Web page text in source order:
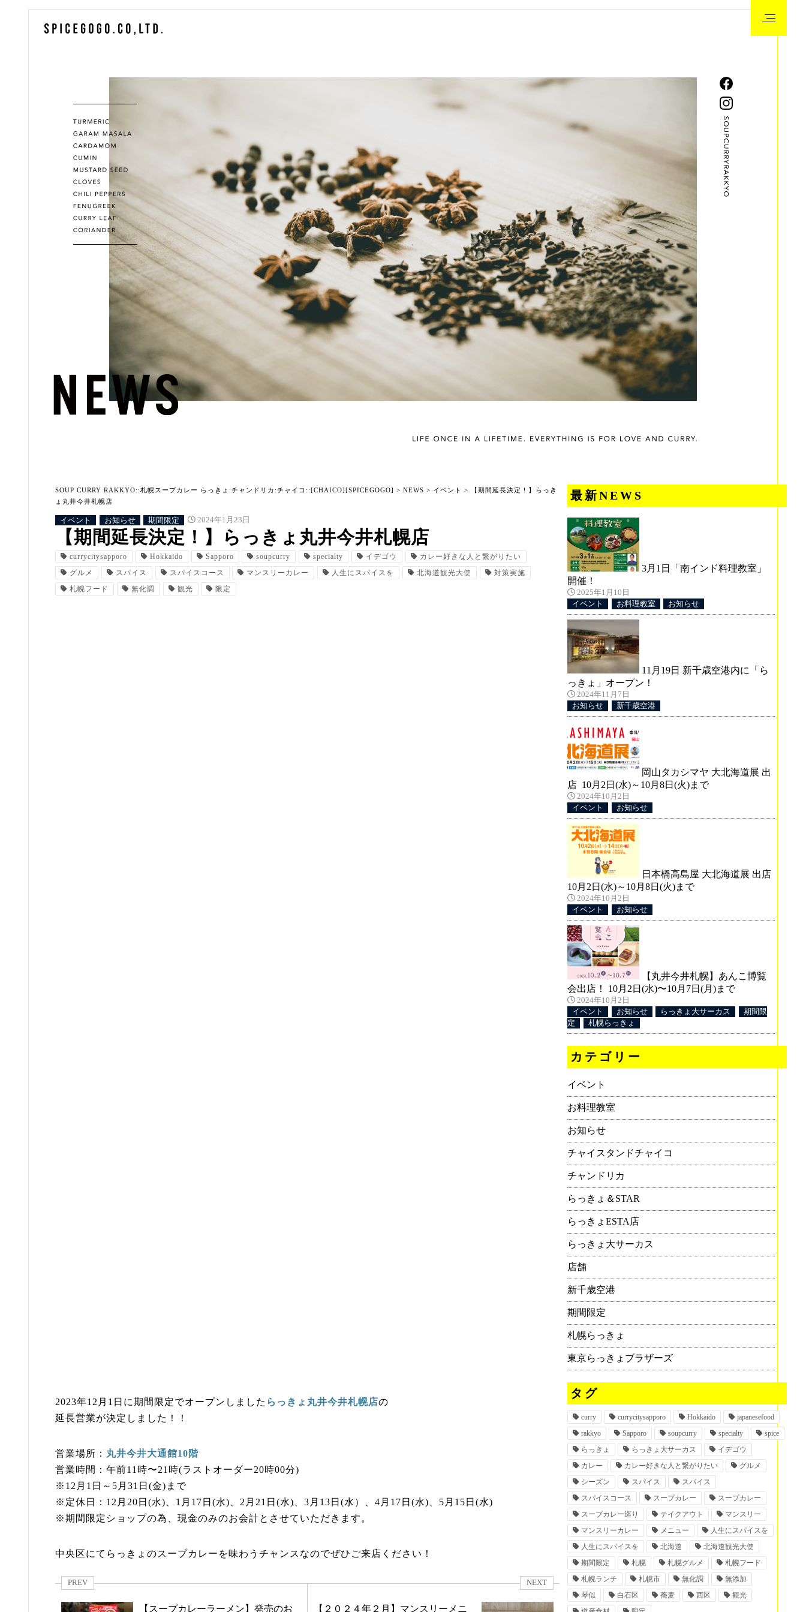
SOUP CURRY RAKKYO::札幌スープカレー らっきょ:チャンドリカ:チャイコ::[CHAICO][SPICEGOGO] > NEWS > イベント >
【期間延長決定！】らっき
ょ丸井今井札幌店
イベント お知らせ 期間限定 2024年1月23日
【期間延長決定！】らっきょ丸井今井札幌店
currycitysapporo Hokkaido Sapporo soupcurry specialty イデゴウ
カレー好きな人と繋がりたい
グルメ
スパイス スパイスコース マンスリーカレー 人生にスパイスを 北海道観光大使
対策実施
札幌フード
無化調 観光 限定
2023年12月1日に期間限定でオープンしました らっきょ丸井今井札幌店の
延長営業が決定しました！！
営業場所： 丸井今井大通館10階
営業時間：午前11時〜21時(ラストオーダー20時00分)
※12月1日～5月31日(金)まで
※定休日：12月20日(水)、1月17日(水)、2月21日(水)、3月13日(水）、4月17日(水)、5月15日(水)
※期間限定ショップの為、現金のみのお会計とさせていただきます。
中央区にてらっきょのスープカレーを味わうチャンスなのでぜひご来店ください！
PREV
【スープカレーラーメン】発売のお
NEXT
【２０２４年２月】マンスリーメニ
最新NEWS
3月1日「南インド料理教室」
開催！
2025年1月10日
イベント
お料理教室 お知らせ
11月19日 新千歳空港内に「ら
っきょ」オープン！
2024年11月7日
お知らせ
新千歳空港
岡山タカシマヤ 大北海道展 出
店 10月2日(水)～10月8日(火)まで
2024年10月2日
イベント
お知らせ
日本橋高島屋 大北海道展 出店
10月2日(水)～10月8日(火)まで
2024年10月2日
イベント
お知らせ
【丸井今井札幌】あんこ博覧
会出店！ 10月2日(水)〜10月7日(月)まで
2024年10月2日
イベント
お知らせ らっきょ大サーカス
期間限
定
札幌らっきょ
カテゴリー
イベント
お料理教室
お知らせ
チャイスタンドチャイコ
チャンドリカ
らっきょ＆STAR
らっきょESTA店
らっきょ大サーカス
店舗
新千歳空港
期間限定
札幌らっきょ
東京らっきょブラザーズ
タグ
curry currycitysapporo Hokkaido
japanesefood
rakkyo
Sapporo soupcurry specialty
spice
らっきょ
らっきょ大サーカス
イデゴウ
カレー
カレー好きな人と繋がりたい
グルメ
シーズン
スパイス
スパイス
スパイスコース
スープカレー
スープカレー
スープカレー巡り
テイクアウト
マンスリー
マンスリーカレー
メニュー
人生にスパイスを
人生にスパイスを
北海道
北海道観光大使
期間限定
札幌 札幌グルメ
札幌フード
札幌ランチ
札幌市 無化調
無添加
琴似
白石区 蕎麦 西区
観光